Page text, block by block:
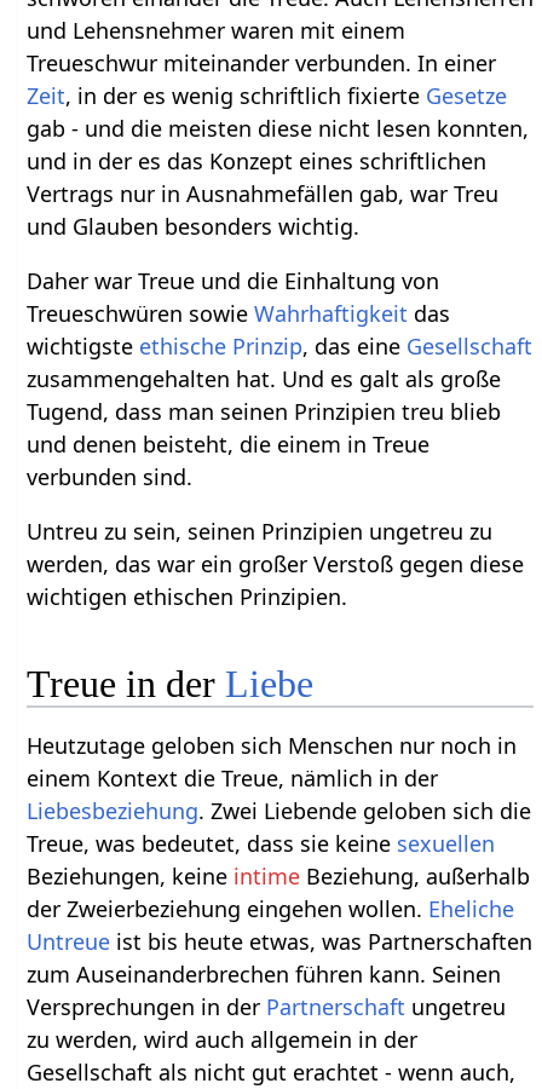
und Lehensnehmer waren mit einem
Treueschwur miteinander verbunden. In einer
Zeit, in der es wenig schriftlich fixierte Gesetze
gab - und die meisten diese nicht lesen konnten,
und in der es das Konzept eines schriftlichen
Vertrags nur in Ausnahmefällen gab, war Treu
und Glauben besonders wichtig.
Daher war Treue und die Einhaltung von
Treueschwüren sowieWahrhaftigkeit das
wichtigste ethische Prinzip, das eine Gesellschaft
zusammengehalten hat. Und es galt als große
Tugend, dass man seinen Prinzipien treu blieb
und denen beisteht, die einem in Treue
verbunden sind.
Untreu zu sein, seinen Prinzipien ungetreu zu
werden, das war ein großer Verstoß gegen diese
wichtigen ethischen Prinzipien.
Treue in der Liebe
Heutzutage geloben sich Menschen nur noch in
einem Kontext die Treue, nämlich in der
Liebesbeziehung. Zwei Liebende geloben sich die
Treue, was bedeutet, dass sie keine sexuellen
Beziehungen, keine intime Beziehung, außerhalb
der Zweierbeziehung eingehen wollen. Eheliche
Untreue ist bis heute etwas, was Partnerschaften
zum Auseinanderbrechen führen kann. Seinen
Versprechungen in der Partnerschaft ungetreu
zu werden, wird auch allgemein in der
Gesellschaft als nicht gut erachtet - wenn auch,